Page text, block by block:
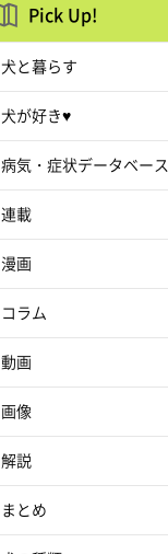
Pick Up!
犬と暮らす
犬が好き♥
病気・症状データベース
連載
漫画
コラム
動画
画像
解説
まとめ